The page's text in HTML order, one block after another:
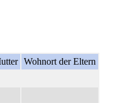
Wohnort der Eltern